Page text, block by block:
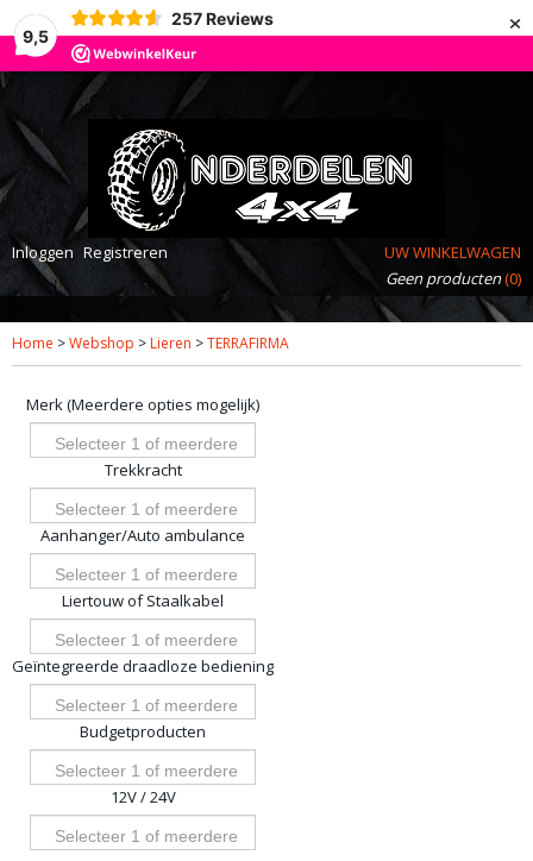
9,5
257 Reviews ×
Inloggen Registreren
UW WINKELWAGEN
Geen producten(0)
Home >Webshop > Lieren >TERRAFIRMA
Merk (Meerdere opties mogelijk)
Selecteer 1 of meerdere
opties
Trekkracht
Selecteer 1 of meerdere
opties
Aanhanger/Auto ambulance
Selecteer 1 of meerdere
opties
Liertouw of Staalkabel
Selecteer 1 of meerdere
opties
Geïntegreerde draadloze bediening
Selecteer 1 of meerdere
opties
Budgetproducten
Selecteer 1 of meerdere
opties
12V / 24V
Selecteer 1 of meerdere